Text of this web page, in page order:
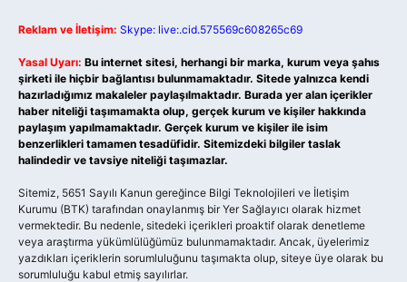
Reklam ve İletişim: Skype: live:.cid.575569c608265c69
Yasal Uyarı: Bu internet sitesi, herhangi bir marka, kurum veya şahıs
şirketi ile hiçbir bağlantısı bulunmamaktadır. Sitede yalnızca kendi
hazırladığımız makaleler paylaşılmaktadır. Burada yer alan içerikler
haber niteliği taşımamakta olup, gerçek kurum ve kişiler hakkında
paylaşım yapılmamaktadır. Gerçek kurum ve kişiler ile isim
benzerlikleri tamamen tesadüfidir. Sitemizdeki bilgiler taslak
halindedir ve tavsiye niteliği taşımazlar.
Sitemiz, 5651 Sayılı Kanun gereğince Bilgi Teknolojileri ve İletişim
Kurumu (BTK) tarafından onaylanmış bir Yer Sağlayıcı olarak hizmet
vermektedir. Bu nedenle, sitedeki içerikleri proaktif olarak denetleme
veya araştırma yükümlülüğümüz bulunmamaktadır. Ancak, üyelerimiz
yazdıkları içeriklerin sorumluluğunu taşımakta olup, siteye üye olarak bu
sorumluluğu kabul etmiş sayılırlar.